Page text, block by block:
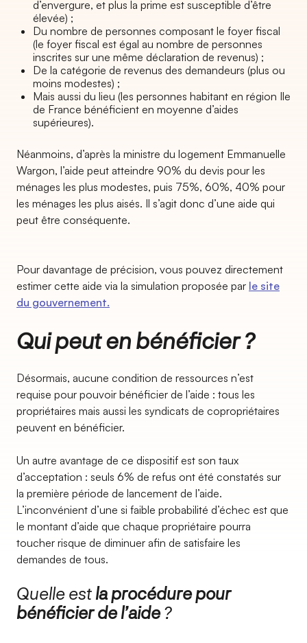
d’envergure, et plus la prime est susceptible d’être
élevée) ;
Du nombre de personnes composant le foyer fiscal
(le foyer fiscal est égal au nombre de personnes
inscrites sur une même déclaration de revenus) ;
De la catégorie de revenus des demandeurs (plus ou
moins modestes) ;
Mais aussi du lieu (les personnes habitant en région Ile
de France bénéficient en moyenne d’aides
supérieures).
Néanmoins, d’après la ministre du logement Emmanuelle
Wargon, l’aide peut atteindre 90% du devis pour les
ménages les plus modestes, puis 75%, 60%, 40% pour
les ménages les plus aisés. Il s’agit donc d’une aide qui
peut être conséquente.
Pour davantage de précision, vous pouvez directement
estimer cette aide via la simulation proposée par le site
du gouvernement.
Qui peut en bénéficier ?
Désormais, aucune condition de ressources n’est
requise pour pouvoir bénéficier de l’aide : tous les
propriétaires mais aussi les syndicats de copropriétaires
peuvent en bénéficier.
Un autre avantage de ce dispositif est son taux
d’acceptation : seuls 6% de refus ont été constatés sur
la première période de lancement de l’aide.
L’inconvénient d’une si faible probabilité d’échec est que
le montant d’aide que chaque propriétaire pourra
toucher risque de diminuer afin de satisfaire les
demandes de tous.
Quelle est la procédure pour
bénéficier de l’aide?